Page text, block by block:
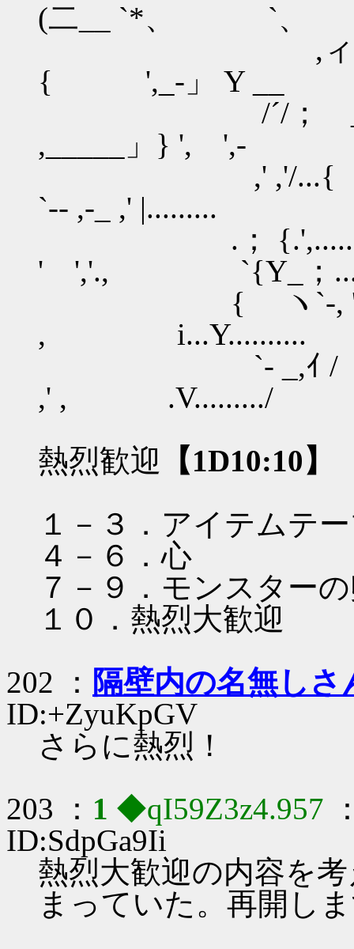
(二__ `*、 `、
,ィ「 __､
{ ',_-」 Y __ `t
/´/；
,_____」} ', ',-
,' ,'/...{ ーｲ'
`-- ,-_ ,' |.........
.； {.',.....{
' ','., `{Y_；
{ ヽ`-, '
, i...Y..........
`- _,ｲ / ',
,' , .V........./
熱烈歓迎
【1D10:10】
１－３．アイテムテ
４－６．心
７－９．モンスター
１０．熱烈大歓迎
202 ： 隔壁内の名無しさ
ID:+ZyuKpGV
さらに熱烈！
203 ： 1 ◆qI59Z3z4.957
ID:SdpGa9Ii
熱烈大歓迎の内容を
まっていた。再開し